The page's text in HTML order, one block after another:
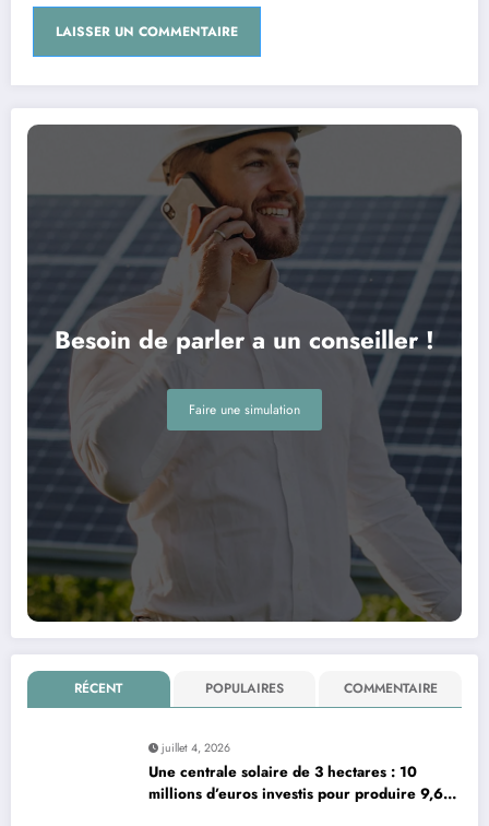
Besoin de parler a un conseiller !
Faire une simulation
RÉCENT POPULAIRES COMMENTAIRE
juillet 4, 2026
Une centrale solaire de 3 hectares : 10
millions d’euros investis pour produire 9,6